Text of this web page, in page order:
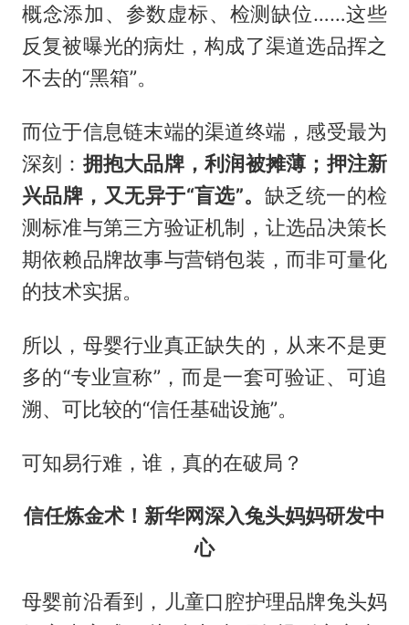
概念添加、参数虚标、检测缺位……这些
反复被曝光的病灶，构成了渠道选品挥之
不去的“黑箱”。
而位于信息链末端的渠道终端，感受最为
深刻： 拥抱大品牌，利润被摊薄；押注新
兴品牌，又无异于“盲选”。 缺乏统一的检
测标准与第三方验证机制，让选品决策长
期依赖品牌故事与营销包装，而非可量化
的技术实据。
所以，母婴行业真正缺失的，从来不是更
多的“专业宣称”，而是一套可验证、可追
溯、可比较的“信任基础设施”。
可知易行难，谁，真的在破局？
信任炼金术！新华网深入兔头妈妈研发中
心
母婴前沿看到，儿童口腔护理品牌兔头妈